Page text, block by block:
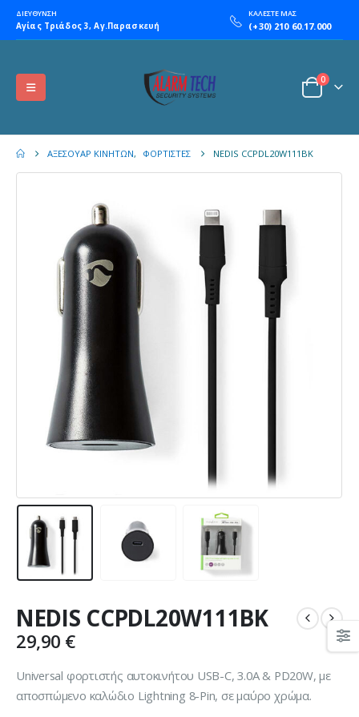
ΔΙΕΥΘΥΝΣΗ
Αγίας Τριάδος 3, Αγ.Παρασκευή
ΚΑΛΕΣΤΕ ΜΑΣ
(+30) 210 60.17.000
0
ΑΞΕΣΟΥΆΡ ΚΙΝΗΤΏΝ, ΦΟΡΤΙΣΤΈΣ NEDIS CCPDL20W111BK
NEDIS CCPDL20W111BK
29,90 €
Universal φορτιστής αυτοκινήτου USB-C, 3.0Α & PD20W, με
αποσπώμενο καλώδιο Lightning 8-Pin, σε μαύρο χρώμα.